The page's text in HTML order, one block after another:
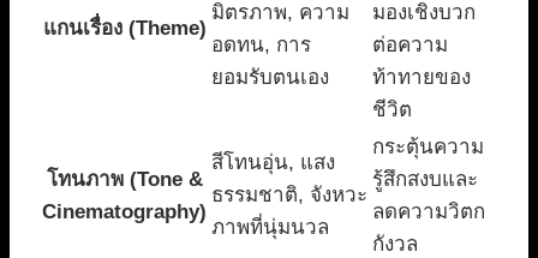
แกนเรื่อง (Theme)
มิตรภาพ, ความ
อดทน, การ
ยอมรับตนเอง
มองเชิงบวก
ต่อความ
ท้าทายของ
ชีวิต
โทนภาพ (Tone &
Cinematography)
สีโทนอุ่น, แสง
ธรรมชาติ, จังหวะ
ภาพที่นุ่มนวล
กระตุ้นความ
รู้สึกสงบและ
ลดความวิตก
กังวล